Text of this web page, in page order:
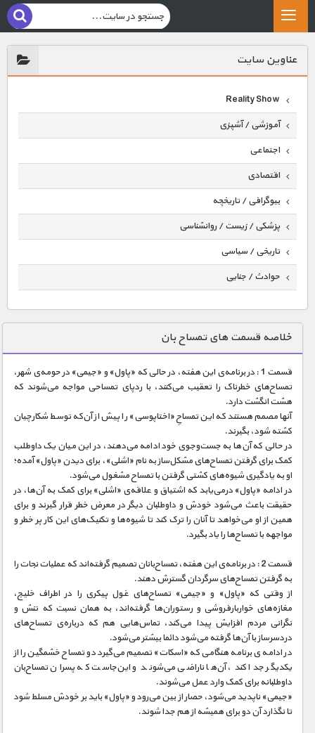
عناوين سايت
Reality Show
آموزشی / آشپزی
اجتماعی
اقتصادی
بیوگرافی / تاریخچه
پزشکی / زیست / روانشناسی
تاریخی / سیاسی
حوادث / جنایی
دنیای خوراکی ها
زمین شناسی / محیط زیست
سازه/ معماری/ مهندسی
سرگرمی
شناخت کودکان
طبیعت
علم و فناوری
فرهنگ / هنر
کیهان / نجوم
ماورایی
مسابقات / ورزشی
مستند های اختصاصی
خلاصه قسمت های تمساح بان
قسمت 1 : در برنامه‌ی این هفته، در حالی که «پاول» و «جیمی» در حومه‌ی شهر،
تمساح‌های خطرناک را تعقیب می‌کنند، با ردپای تمساحی مواجه می‌شوند که
هشت انگشت دارد.
آنها مصمم هستند که این تمساحِ «اختاپوسی» را پیش از آن‌‌که توسط شکارچیان
کشته شود، بگیرند.
در حالی که آن‌ها به جست‌و‌جوی خود ادامه می‌دهند، در این میان یک داوطلب
کمک برای گرفتن تمساح‌های مشکل‌ساز به نام «اشلی»، برای دیدن «پاول» آمده؛
او به یادگیری شیوه‌های کشتی گرفتن با تمساح مشغول می‌شود.
در ادامه «پاول» درمی‌یابد که اشتیاق و علاقه‌ی «اشلی» برای کمک به آن‌ها، در
حقیقت باعث می‌شود خودش و داوطلبان دیگر در معرض خطر قرار گیرند و برای
همین از او می‌خواهد تا آنان را ترک کند تا شیوه‌ها و تکنیک‌های این کار پر خطر و
مواجهه با تمساح‌ها را یاد بگیرد.
قسمت 2 : در برنامه‌ی این هفته، تمساح‌بانان تصمیم گرفته‌اند که عملیات نجات را
به گرفتن تمساح‌های سرگردان گسترش دهند.
از وقتی که «پاول» و «جیمی» تمساح‌های غول پیکری را در اطراف خلیج،
مغازه‌های خواربارفروشی و رستوران‌ها گرفته‌اند، به همان نسبت که تنش و
نگرانی مردم افزایش پیدا می‌کند، تماس‌هایی هم که درباره‌ی تمساح‌های
دردسرساز با آن‌ها گرفته می‌شود دائما بیشتر می‌شود.
در ادامه ی برنامه هنگامی که «اسکات» تصمیم می‌گیرد دو تمساح خشمگین را از
یکدیگر جدا کند، آن‌ها ناراضی می‌شوند و این‌جاست که پسران تمساح‌بان
داوطلبانه برای کمک وارد عمل می‌شوند.
«جیمی» ناپدید می‌شود، حصار از بین می‌رود و «پاول» باید بر خودش مسلط شود
تا نگذارد آن دو برای همیشه از هم جدا شوند.